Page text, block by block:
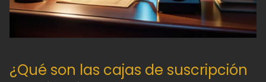
¿Qué son las cajas de suscripción